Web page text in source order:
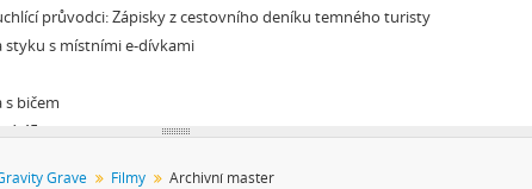
průvodci: Zápisky z cestovního deníku temného turisty
styku s místními e-dívkami
s bičem
45 minut
Grave Filmy Archivní master